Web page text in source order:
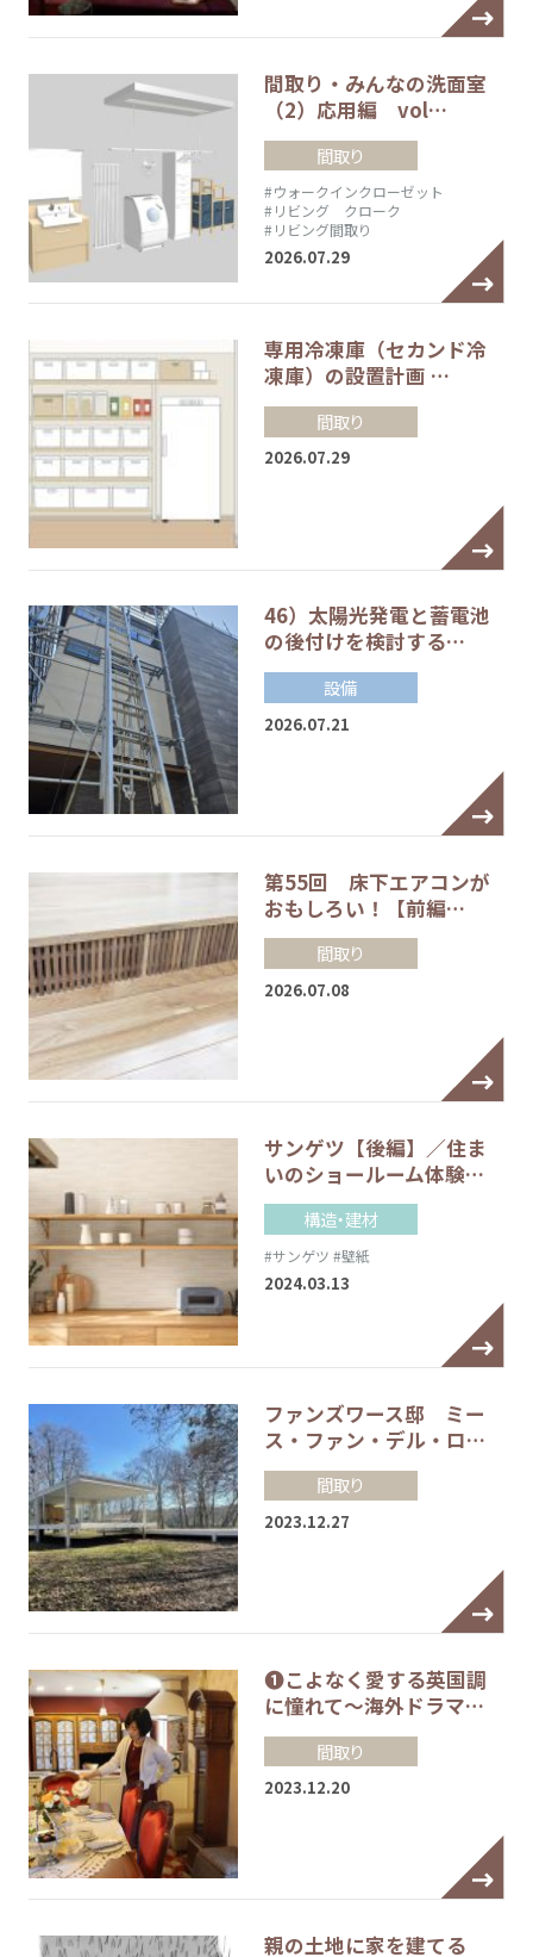
間取り・みんなの洗面室
（2）応用編 vol…
間取り
#ウォークインクローゼット
#リビング クローク
#リビング間取り
2026.07.29
専用冷凍庫（セカンド冷
凍庫）の設置計画 …
間取り
2026.07.29
46）太陽光発電と蓄電池
の後付けを検討する…
設備
2026.07.21
第55回 床下エアコンが
おもしろい！【前編…
間取り
2026.07.08
サンゲツ【後編】／住ま
いのショールーム体験…
構造・建材
#サンゲツ #壁紙
2024.03.13
ファンズワース邸 ミー
ス・ファン・デル・ロ…
間取り
2023.12.27
❶こよなく愛する英国調
に憧れて～海外ドラマ…
間取り
2023.12.20
親の土地に家を建てる